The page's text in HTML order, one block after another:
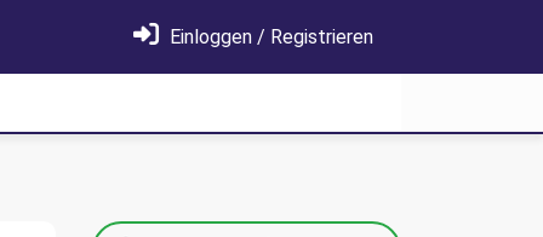
Einloggen / Registrieren